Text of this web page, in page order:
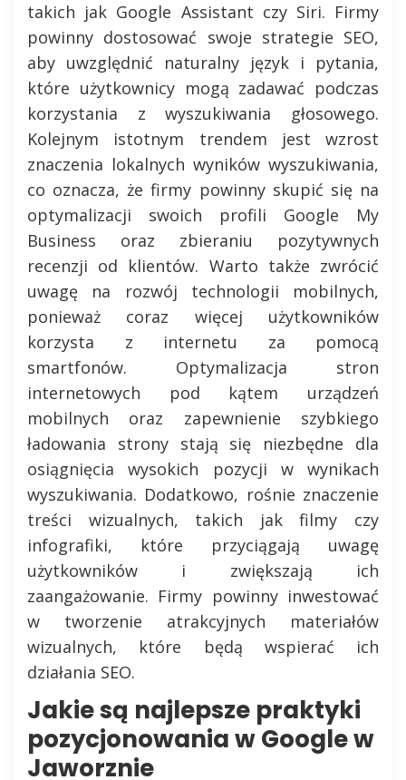
takich jak Google Assistant czy Siri. Firmy
powinny dostosować swoje strategie SEO,
aby uwzględnić naturalny język i pytania,
które użytkownicy mogą zadawać podczas
korzystania z wyszukiwania głosowego.
Kolejnym istotnym trendem jest wzrost
znaczenia lokalnych wyników wyszukiwania,
co oznacza, że firmy powinny skupić się na
optymalizacji swoich profili Google My
Business oraz zbieraniu pozytywnych
recenzji od klientów. Warto także zwrócić
uwagę na rozwój technologii mobilnych,
ponieważ coraz więcej użytkowników
korzysta z internetu za pomocą
smartfonów. Optymalizacja stron
internetowych pod kątem urządzeń
mobilnych oraz zapewnienie szybkiego
ładowania strony stają się niezbędne dla
osiągnięcia wysokich pozycji w wynikach
wyszukiwania. Dodatkowo, rośnie znaczenie
treści wizualnych, takich jak filmy czy
infografiki, które przyciągają uwagę
użytkowników i zwiększają ich
zaangażowanie. Firmy powinny inwestować
w tworzenie atrakcyjnych materiałów
wizualnych, które będą wspierać ich
działania SEO.
Jakie są najlepsze praktyki
pozycjonowania w Google w
Jaworznie